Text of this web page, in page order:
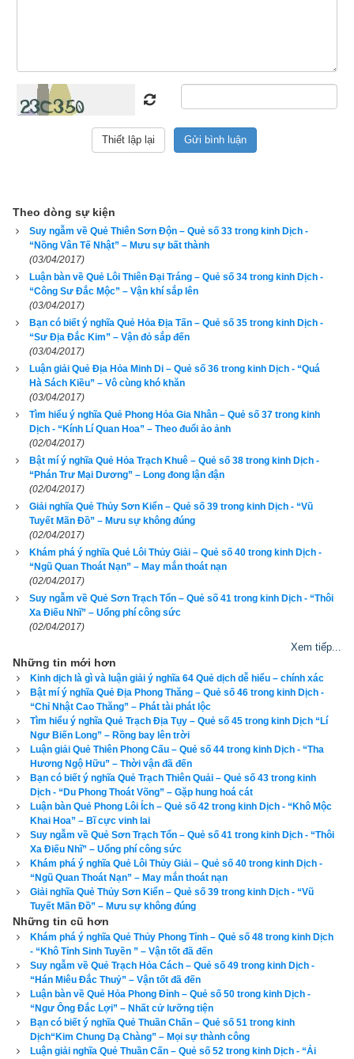
việc khó tìm, xuất hành bất lợi, kiện tụng thua thiệt, thi cử khó
đỗ. Nếu không may bị bệnh thì dễ nặng lên, hao tiền tốn của.
Tình yêu dễ bị lừa đảo, hôn nhân không thuận lợi.
Quẻ Trạch Thủy Khốn tốt hay xấu?
"Tiểu nhân thương lượng, bắt chim sẻ,
Đã đặt thang rồi, rút cọc đi.
Khăng khăng mồm nói, đi săn bắt,
Cản phá bên trong khó mà ngờ."
Truyện cổ: Ngày xưa, Bàng Đức chạy sang quân Tào, muốn
lập công báo đáp, gieo phải quẻ này. Quả nhiên, Bàng Đức ra
trận đánh nhau với Quan Công bị Vu Cấm ngấm ngăn cản
không thể thành công. Đúng là ứng với quẻ “Cắm cọc rút
Lời bàn: Qua việc làm mới biết kẻ hay người dở. Kẻ hay làm
ăn trọng chữ tín, còn người dở làm ẩu, làm bừa, làm qua quýt,
cốt cho xong việc lấy tiền làm xong.
Nếu số điện thoại của bạn có Quẻ Trạch Thủy Khốn thì hơi
xấu. Để biết số điện thoại của bạn gieo được quẻ nào, có hợp
tuổi, hợp phong thủy với bạn hay không? hãy kiểm tra ngay
với công cụ xem bói sim số 1 hiện nay được lập bởi chuyên
gia phong thủy của chúng tôi ở bên dưới.
Xem bói sim
Số điện thoại
Ngày sinh(DL)
Giờ sinh
Giới tính
Theo dòng sự kiện
Suy ngẫm về Quẻ Thiên Sơn Độn – Quẻ số 33 trong kinh Dịch -
“Nồng Vân Tế Nhật” – Mưu sự bất thành
(03/04/2017)
Luận bàn về Quẻ Lôi Thiên Đại Tráng – Quẻ số 34 trong kinh Dịch -
“Công Sư Đắc Mộc” – Vận khí sắp lên
(03/04/2017)
Bạn có biết ý nghĩa Quẻ Hỏa Địa Tấn – Quẻ số 35 trong kinh Dịch -
“Sư Địa Đắc Kim” – Vận đỏ sắp đến
(03/04/2017)
Luận giải Quẻ Địa Hỏa Minh Di – Quẻ số 36 trong kinh Dịch - “Quá
Hà Sách Kiều” – Vô cùng khó khăn
(03/04/2017)
Tìm hiểu ý nghĩa Quẻ Phong Hỏa Gia Nhân – Quẻ số 37 trong kinh
Dịch - “Kính Lí Quan Hoa” – Theo đuổi ảo ảnh
(02/04/2017)
Bật mí ý nghĩa Quẻ Hỏa Trạch Khuê – Quẻ số 38 trong kinh Dịch -
“Phán Trư Mại Dương” – Long đong lận đận
(02/04/2017)
Giải nghĩa Quẻ Thủy Sơn Kiển – Quẻ số 39 trong kinh Dịch - “Vũ
Tuyết Mãn Đồ” – Mưu sự không đúng
(02/04/2017)
Khám phá ý nghĩa Quẻ Lôi Thủy Giải – Quẻ số 40 trong kinh Dịch -
“Ngũ Quan Thoát Nạn” – May mắn thoát nạn
(02/04/2017)
Suy ngẫm về Quẻ Sơn Trạch Tổn – Quẻ số 41 trong kinh Dịch - “Thôi
Xa Điếu Nhĩ” – Uổng phí công sức
(02/04/2017)
Xem tiếp...
Những tin mới hơn
Kinh dịch là gì và luận giải ý nghĩa 64 Quẻ dịch dễ hiểu – chính xác
Bật mí ý nghĩa Quẻ Địa Phong Thăng – Quẻ số 46 trong kinh Dịch -
“Chỉ Nhật Cao Thăng” – Phát tài phát lộc
Tìm hiểu ý nghĩa Quẻ Trạch Địa Tụy – Quẻ số 45 trong kinh Dịch “Lí
Ngư Biến Long” – Rồng bay lên trời
Luận giải Quẻ Thiên Phong Cấu – Quẻ số 44 trong kinh Dịch - “Tha
Hương Ngộ Hữu” – Thời vận đã đến
Bạn có biết ý nghĩa Quẻ Trạch Thiên Quải – Quẻ số 43 trong kinh
Dịch - “Du Phong Thoát Võng” – Gặp hung hoá cát
Luận bàn Quẻ Phong Lôi Ích – Quẻ số 42 trong kinh Dịch - “Khô Mộc
Khai Hoa” – Bĩ cực vinh lai
Suy ngẫm về Quẻ Sơn Trạch Tổn – Quẻ số 41 trong kinh Dịch - “Thôi
Xa Điếu Nhĩ” – Uổng phí công sức
Khám phá ý nghĩa Quẻ Lôi Thủy Giải – Quẻ số 40 trong kinh Dịch -
“Ngũ Quan Thoát Nạn” – May mắn thoát nạn
Giải nghĩa Quẻ Thủy Sơn Kiển – Quẻ số 39 trong kinh Dịch - “Vũ
Tuyết Mãn Đồ” – Mưu sự không đúng
Những tin cũ hơn
Khám phá ý nghĩa Quẻ Thủy Phong Tỉnh – Quẻ số 48 trong kinh Dịch
- “Khô Tỉnh Sinh Tuyền ” – Vận tốt đã đến
Suy ngẫm về Quẻ Trạch Hỏa Cách – Quẻ số 49 trong kinh Dịch -
“Hán Miêu Đắc Thuỷ” – Vận tốt đã đến
Luận bàn về Quẻ Hỏa Phong Đỉnh – Quẻ số 50 trong kinh Dịch -
“Ngư Ông Đắc Lợi” – Nhất cử lưỡng tiện
Bạn có biết ý nghĩa Quẻ Thuần Chấn – Quẻ số 51 trong kinh
Dịch“Kim Chung Dạ Chàng” – Mọi sự thành công
Luận giải nghĩa Quẻ Thuần Cấn – Quẻ số 52 trong kinh Dịch - “Ải